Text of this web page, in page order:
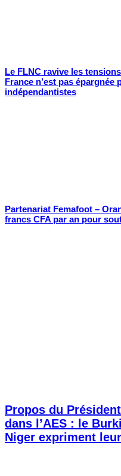
Le FLNC ravive les
France n’est pas épargnée
indépendantistes
Partenariat Femafoot –
francs CFA par an pour
Propos du
dans l’AES : le
Niger expriment